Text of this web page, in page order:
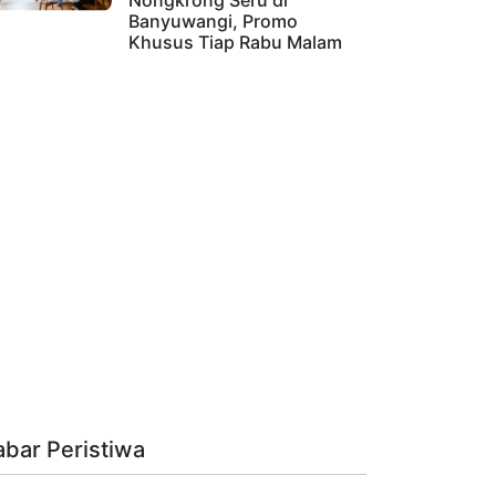
Banyuwangi, Promo
Khusus Tiap Rabu Malam
Peristiwa